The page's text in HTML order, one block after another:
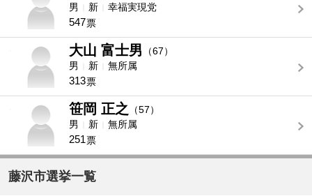
男
新 幸福実現党
547票
大山 富士男
（67）
男
新 無所属
313票
笹岡 正之
（57）
男
新 無所属
251票
藤沢市選挙一覧